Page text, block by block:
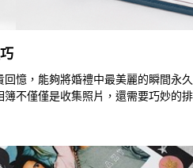
憶，能夠將婚禮中最美麗的瞬間永久
不僅僅是收集照片，還需要巧妙的排